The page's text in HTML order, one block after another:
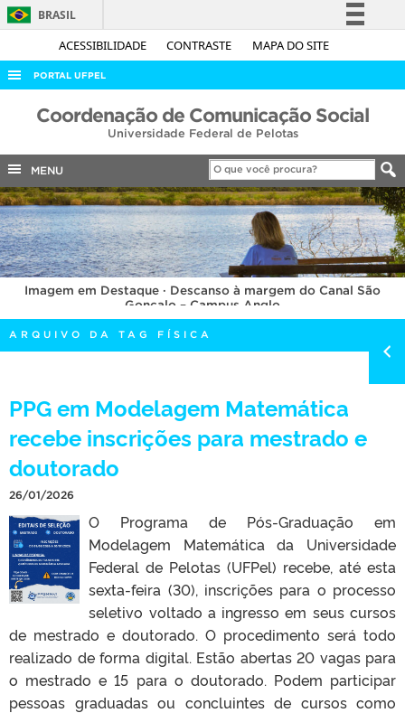
ACESSIBILIDADE CONTRASTE MAPA DO SITE
BRASIL
Simplifique!
Acesso à informação
Legislação
Canais
PORTAL UFPEL
ACESSO À INFORMAÇÃO
COBALTO
CONCURSOS
EDITAIS
INTERNACIONAL
OUVIDORIA
PORTARIAS
TELEFONES
Coordenação de Comunicação Social
Universidade Federal de Pelotas
MENU
Imagem em Destaque · Descanso à margem do Canal São
Gonçalo – Campus Anglo
ARQUIVO DA TAG FÍSICA
PPG em Modelagem Matemática
recebe inscrições para mestrado e
doutorado
26/01/2026
O Programa de Pós-Graduação em
Modelagem Matemática da Universidade
Federal de Pelotas (UFPel) recebe, até esta
sexta-feira (30), inscrições para o processo
seletivo voltado a ingresso em seus cursos
de mestrado e doutorado. O procedimento será todo
realizado de forma digital. Estão abertas 20 vagas para
o mestrado e 15 para o doutorado. Podem participar
pessoas graduadas ou concluintes de cursos como